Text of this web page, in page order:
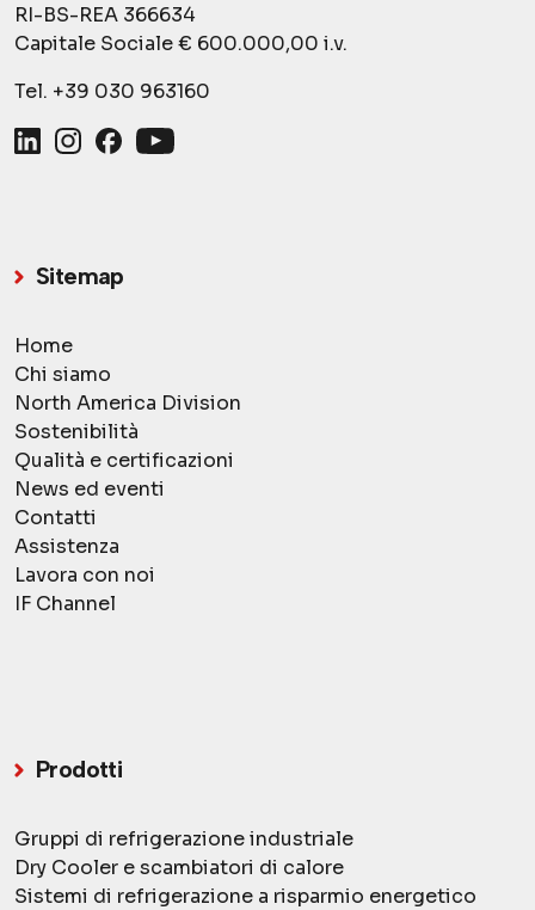
RI-BS-REA 366634
Capitale Sociale € 600.000,00 i.v.
Tel. +39 030 963160
Sitemap
Home
Chi siamo
North America Division
Sostenibilità
Qualità e certificazioni
News ed eventi
Contatti
Assistenza
Lavora con noi
IF Channel
Prodotti
Gruppi di refrigerazioneindustriale
Dry Cooler e scambiatori di calore
Sistemi di refrigerazione a risparmio energetico